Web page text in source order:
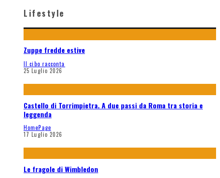
Lifestyle
Zuppe fredde estive
Il cibo racconta
25 Luglio 2026
Castello di Torrimpietra. A due passi da Roma tra storia e
leggenda
HomePage
17 Luglio 2026
Le fragole di Wimbledon